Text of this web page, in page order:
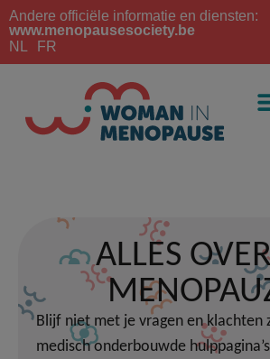
Andere officiële informatie en diensten:
www.menopausesociety.be
NL
FR
ALLES
Blijf niet met je vragen en klachten
medisch onderbouwde